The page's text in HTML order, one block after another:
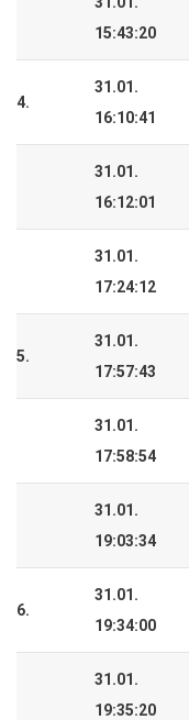
15:43:20
4.
31.01.
16:10:41
31.01.
16:12:01
31.01.
17:24:12
5.
31.01.
17:57:43
31.01.
17:58:54
31.01.
19:03:34
6.
31.01.
19:34:00
31.01.
19:35:20